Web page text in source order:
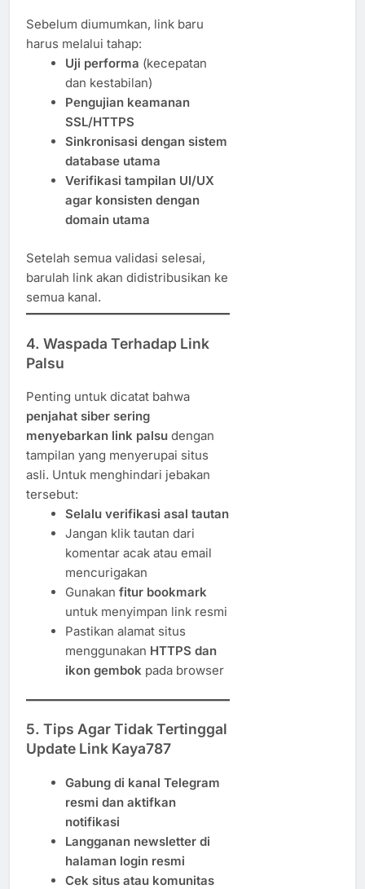
Sebelum diumumkan, link baru
harus melalui tahap:
Uji performa (kecepatan
dan kestabilan)
Pengujian keamanan
SSL/HTTPS
Sinkronisasi dengan sistem
database utama
Verifikasi tampilan UI/UX
agar konsisten dengan
domain utama
Setelah semua validasi selesai,
barulah link akan didistribusikan ke
semua kanal.
4. Waspada Terhadap Link
Palsu
Penting untuk dicatat bahwa
penjahat siber sering
menyebarkan link palsu dengan
tampilan yang menyerupai situs
asli. Untuk menghindari jebakan
tersebut:
Selalu verifikasi asal tautan
Jangan klik tautan dari
komentar acak atau email
mencurigakan
Gunakan fitur bookmark
untuk menyimpan link resmi
Pastikan alamat situs
menggunakan HTTPS dan
ikon gembok pada browser
5. Tips Agar Tidak Tertinggal
Update Link Kaya787
Gabung di kanal Telegram
resmi dan aktifkan
notifikasi
Langganan newsletter di
halaman login resmi
Cek situs atau komunitas